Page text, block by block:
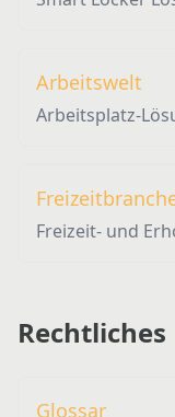
Arbeitswelt
Arbeitsplatz-
Freizeit- und
Rechtliches
Glossar